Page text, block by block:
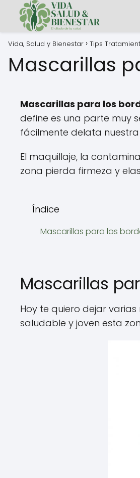
Vida, Salud y Bienestar Tips
Mascarillas
Mascarillas para los
define es una parte muy
fácilmente delata
El maquillaje, la
zona pierda firmeza y
Índice
Mascarillas para los
Mascarillas
Hoy te quiero dejar
saludable y joven esta